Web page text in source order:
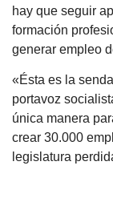
hay que seguir
formación
generar empleo
«Ésta es la
portavoz
única manera
crear 30.000
legislatura